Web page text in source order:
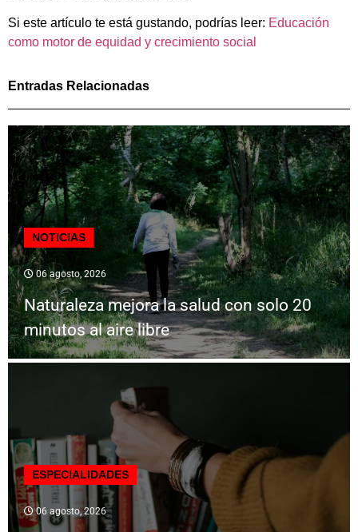
Si este artículo te está gustando, podrías leer: Educación
como motor de equidad y crecimiento social
Entradas Relacionadas
NOTICIAS
06 agosto, 2026
Naturaleza mejora la salud con solo 20
minutos al aire libre
ESPECIALIDADES
06 agosto, 2026